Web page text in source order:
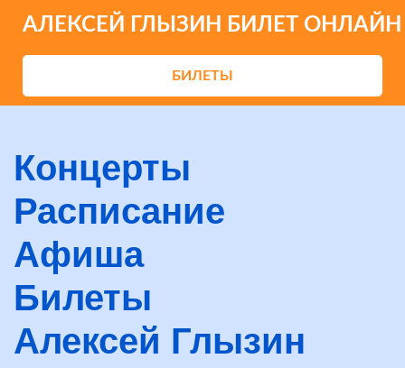
АЛЕКСЕЙ ГЛЫЗИН БИЛЕТ ОНЛАЙН
БИЛЕТЫ
Концерты
Расписание
Афиша
Билеты
Алексей Глызин